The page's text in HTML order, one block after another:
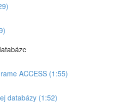
ACCESS (1:55)
databázy (1:52)